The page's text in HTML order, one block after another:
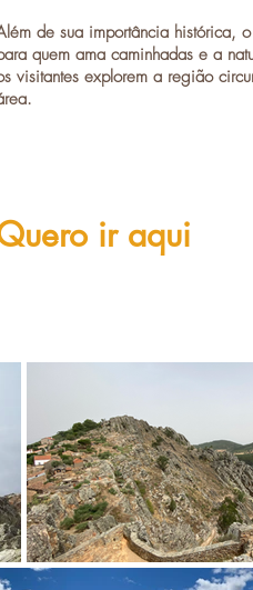
de sua importância histórica,
quem ama caminhadas e a
visitantes explorem a região
ir aqui